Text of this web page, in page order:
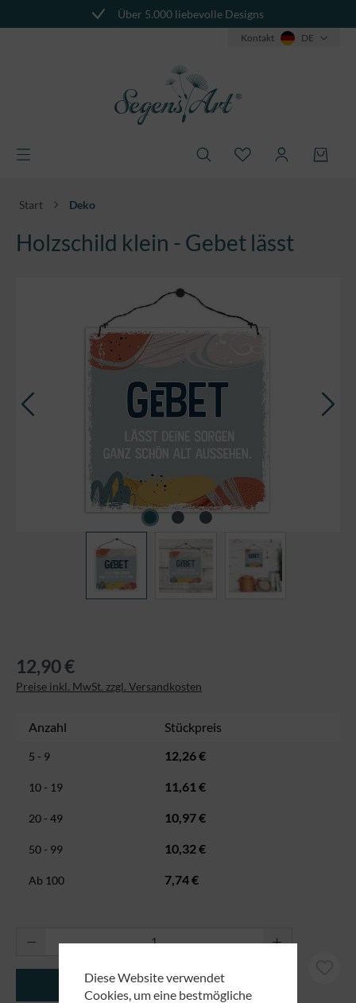
Über 5.000 liebevolle Designs
Kontakt DE
Start Deko
Holzschild klein - Gebet lässt
12,90 €
Preise inkl. MwSt. zzgl. Versandkosten
Anzahl Stückpreis
5 - 9 12,26 €
10 - 19 11,61 €
20 - 49 10,97 €
50 - 99 10,32 €
Ab 100 7,74 €
Produkt Anzahl: Gib den gewünschten
In den Warenkorb
Diese Website verwendet
Cookies, um eine bestmögliche